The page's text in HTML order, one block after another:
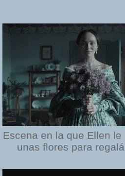
Escena en la que Ellen
unas flores para